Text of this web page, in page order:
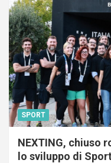
SPORT
NEXTING, chiuso
lo sviluppo di